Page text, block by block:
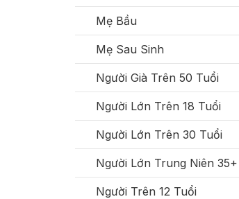
Mẹ Bầu
Mẹ Sau Sinh
Người Già Trên 50 Tuổi
Người Lớn Trên 18 Tuổi
Người Lớn Trên 30 Tuổi
Người Lớn Trung Niên 35+
Người Trên 12 Tuổi